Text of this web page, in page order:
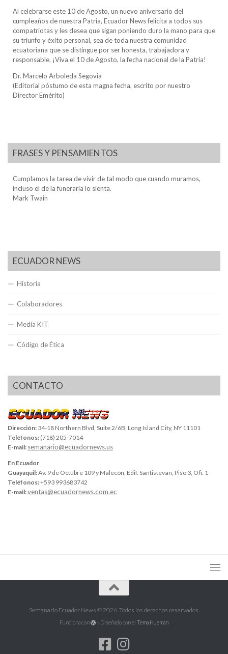
Al celebrarse este 10 de Agosto, un nuevo aniversario del
cumpleaños de nuestra Patria, Ecuador News felicita a todos sus
compatriotas y les desea que sigan poniendo duro la mano para que
su triunfo y éxito personal, sea de toda nuestra comunidad
ecuatoriana que se distingue por ser honesta, trabajadora y
responsable. ¡Viva el 10 de Agosto, la fecha nacional de la Patria!
Dr. Marcelo Arboleda Segovia
(Editorial póstumo de esta magna fecha, escrito por nuestro
Director Emérito)
FRASES Y PENSAMIENTOS
Cumplamos la tarea de vivir de tal modo que cuando muramos,
incluso el de la funeraria lo sienta.
Mark Twain
ECUADOR NEWS
Historia
Colaboradores
Media KIT
Código de Ética
CONTACTO
Dirección: 34-18 Northern Blvd, Suite 2/6B, Long Island City, NY 11101
Teléfonos: (718) 205-7014
E-mail: semanario@ecuadornews.us
En Ecuador
Guayaquil:Av. 9 de Octubre 109 y Malecón, Edif. Santistevan, Piso 3, Ofi. 1
Teléfonos:+593 993683742
E-mail:ventas@ecuadornews.com.ec
Semanario Ecuador News © 2026. Todos los derechos reservados.
Funciona con - Diseñado con el Tema Hueman